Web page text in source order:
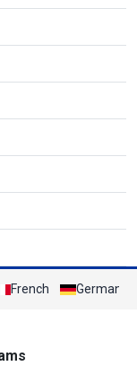
French German